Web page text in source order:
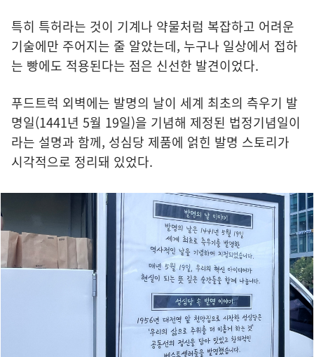
특히 특허라는 것이 기계나 약물처럼 복잡하고 어려운
기술에만 주어지는 줄 알았는데, 누구나 일상에서 접하
는 빵에도 적용된다는 점은 신선한 발견이었다.
푸드트럭 외벽에는 발명의 날이 세계 최초의 측우기 발
명일(1441년 5월 19일)을 기념해 제정된 법정기념일이
라는 설명과 함께, 성심당 제품에 얽힌 발명 스토리가
시각적으로 정리돼 있었다.